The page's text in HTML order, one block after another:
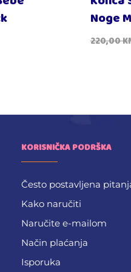
Noge
220,00
KORISNIČKA PODRŠKA
Često postavljena
Kako naručiti
Naručite e-mailom
Način plaćanja
Isporuka